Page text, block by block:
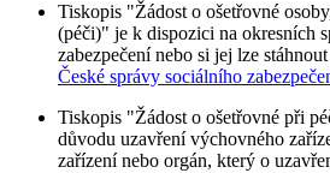
Tiskopis "Žádost o ošetřovné
(péči)" je k dispozici na okresních
zabezpečení nebo si jej lze
České správy sociálního
Tiskopis "Žádost o ošetřovné při
důvodu uzavření výchovného
zařízení nebo orgán, který o